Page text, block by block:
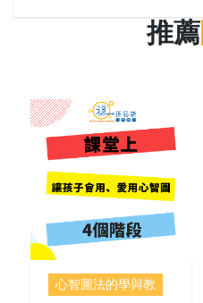
推薦
心智圖法的學與教